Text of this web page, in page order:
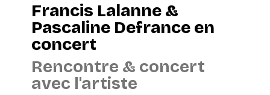
Francis Lalanne &
Pascaline Defrance en
concert
Rencontre & concert
avec l'artiste